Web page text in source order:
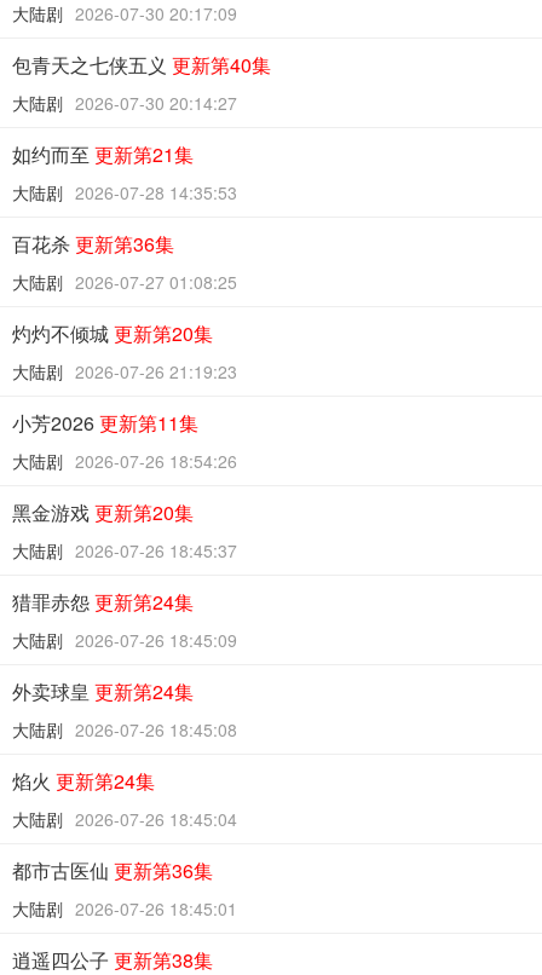
大陆剧 2026-07-30 20:17:09
包青天之七侠五义 更新第40集
大陆剧 2026-07-30 20:14:27
如约而至 更新第21集
大陆剧 2026-07-28 14:35:53
百花杀更新第36集
大陆剧 2026-07-27 01:08:25
灼灼不倾城更新第20集
大陆剧 2026-07-26 21:19:23
小芳2026更新第11集
大陆剧 2026-07-26 18:54:26
黑金游戏更新第20集
大陆剧 2026-07-26 18:45:37
猎罪赤怨更新第24集
大陆剧 2026-07-26 18:45:09
外卖球皇 更新第24集
大陆剧 2026-07-26 18:45:08
焰火 更新第24集
大陆剧 2026-07-26 18:45:04
都市古医仙 更新第36集
大陆剧 2026-07-26 18:45:01
逍遥四公子 更新第38集